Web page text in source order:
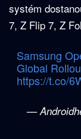
systém
7, Z Flip 7, Z
Samsung
Global
https://t.co/
—